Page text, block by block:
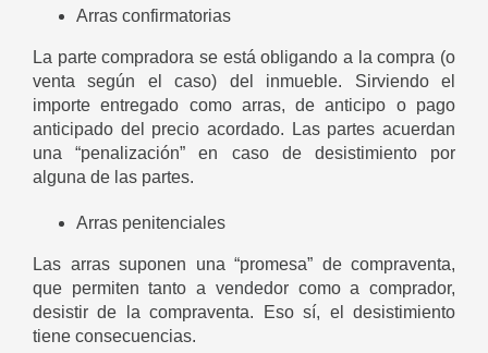
Arras confirmatorias
La parte compradora se está obligando a la compra (o
venta según el caso) del inmueble. Sirviendo el
importe entregado como arras, de anticipo o pago
anticipado del precio acordado. Las partes acuerdan
una “penalización” en caso de desistimiento por
alguna de las partes.
Arras penitenciales
Las arras suponen una “promesa” de compraventa,
que permiten tanto a vendedor como a comprador,
desistir de la compraventa. Eso sí, el desistimiento
tiene consecuencias.